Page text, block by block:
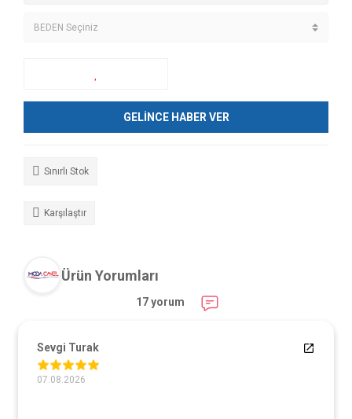
GELİNCE HABER VER
Sınırlı Stok
Karşılaştır
Ürün Yorumları
17 yorum
Sevgi Turak
07.08.2026